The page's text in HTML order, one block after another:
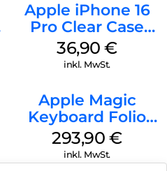
Apple iPhone 16
Pro Clear Case
MagSafe
Transparent
36,90€
inkl. MwSt.
Apple Magic
Keyboard Folio
iPad 10.9″ (10.Gen.)
Weiß
293,90€
inkl. MwSt.